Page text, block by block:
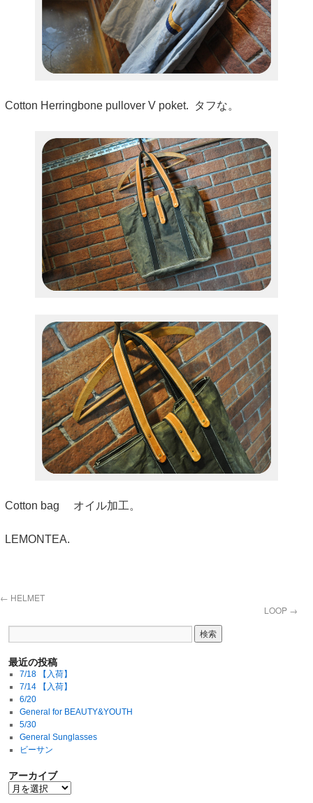
Cotton Herringbone pullover V poket. タフな。
Cotton bag オイル加工。
LEMONTEA.
← HELMET
LOOP →
最近の投稿
7/18 【入荷】
7/14 【入荷】
6/20
General for BEAUTY&YOUTH
5/30
General Sunglasses
ビーサン
アーカイブ